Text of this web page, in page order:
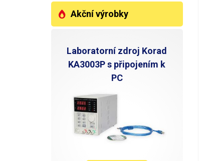
Akční výrobky
Laboratorní zdroj Korad
KA3003P s připojením k
PC